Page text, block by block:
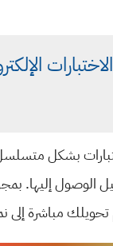
بشكل
الوصول إليها.
تحويلك مباشرة